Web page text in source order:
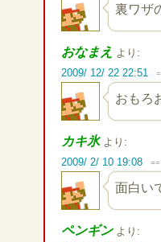
裏ワザ
おなまえ より:
2009/ 12/ 22 22:51
おもろ
カキ氷 より:
2009/ 2/ 10 19:08
==
面白い
ペンギン より: